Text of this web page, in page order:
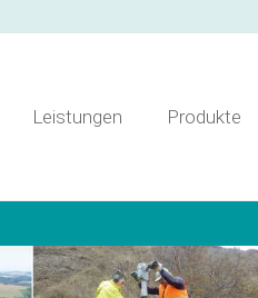
Leistungen Produkte